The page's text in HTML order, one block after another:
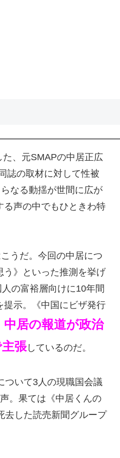
、元SMAPの中居正広
誌の取材に対して性被
なる動揺が世間に広が
る声の中でもひときわ特
うだ。今回の中居につ
う》といった推測を挙げ
の富裕層向けに10年間
提示。《中国にビザ発行
中居の報道が政治
張 しているのだ。
いて3人の現職国会議
。果ては《中居くんの
去した読売新聞グループ